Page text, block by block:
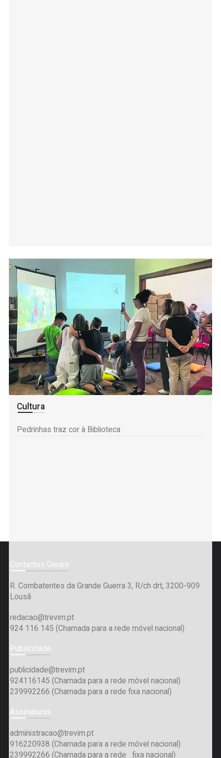
Cultura
Pedrinhas traz cor à Biblioteca
Mais informação
Contactos Gerais
R. Combatentes da Grande Guerra 3, R/ch drt, 3200-909
Lousã
redacao@trevim.pt
924 116 145 (Chamada para a rede móvel nacional)
Publicidade
publicidade@trevim.pt
924116145 (Chamada para a rede móvel nacional)
239992266 (Chamada para a rede fixa nacional)
Assinaturas
administracao@trevim.pt
916220938 (Chamada para a rede móvel nacional)
239992266 (Chamada para a rede fixa nacional)